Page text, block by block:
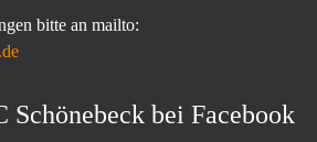
bitte an mailto:
Schönebeck bei Facebook